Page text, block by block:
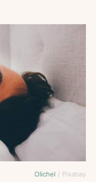
Olichel / Pixabay